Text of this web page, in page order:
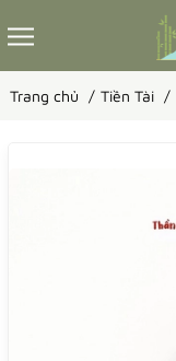
Trang chủ Tiền Tài